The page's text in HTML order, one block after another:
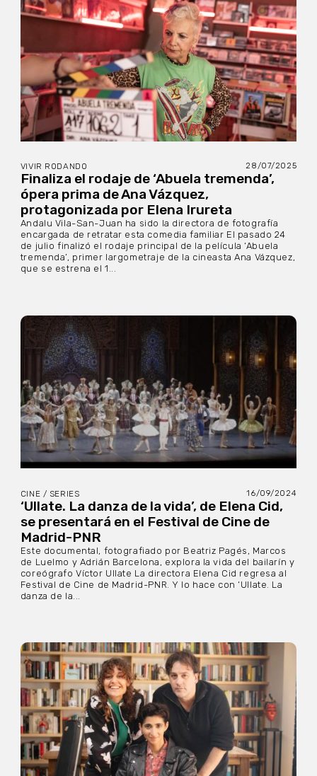
VIVIR RODANDO 28/07/2025
Finaliza el rodaje de ‘Abuela tremenda’,
ópera prima de Ana Vázquez,
protagonizada por Elena Irureta
Andalu Vila-San-Juan ha sido la directora de fotografía
encargada de retratar esta comedia familiar El pasado 24
de julio finalizó el rodaje principal de la película ‘Abuela
tremenda’, primer largometraje de la cineasta Ana Vázquez,
que se estrena el 1...
CINE / SERIES 16/09/2024
‘Ullate. La danza de la vida’, de Elena Cid,
se presentará en el Festival de Cine de
Madrid-PNR
Este documental, fotografiado por Beatriz Pagés, Marcos
de Luelmo y Adrián Barcelona, explora la vida del bailarín y
coreógrafo Víctor Ullate La directora Elena Cid regresa al
Festival de Cine de Madrid-PNR. Y lo hace con ‘Ullate. La
danza de la...